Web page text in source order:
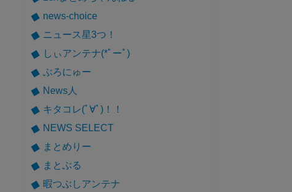
news-choice
ニュース星3つ！
しぃアンテナ(*ﾟーﾟ)
ぶろにゅー
News人
キタコレ(ﾟ∀ﾟ)！！
NEWS SELECT
まとめりー
まとぶる
暇つぶしアンテナ